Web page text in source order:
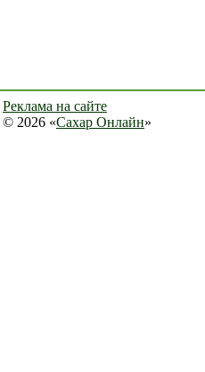
Реклама на сайте
© 2026 «Сахар Онлайн»